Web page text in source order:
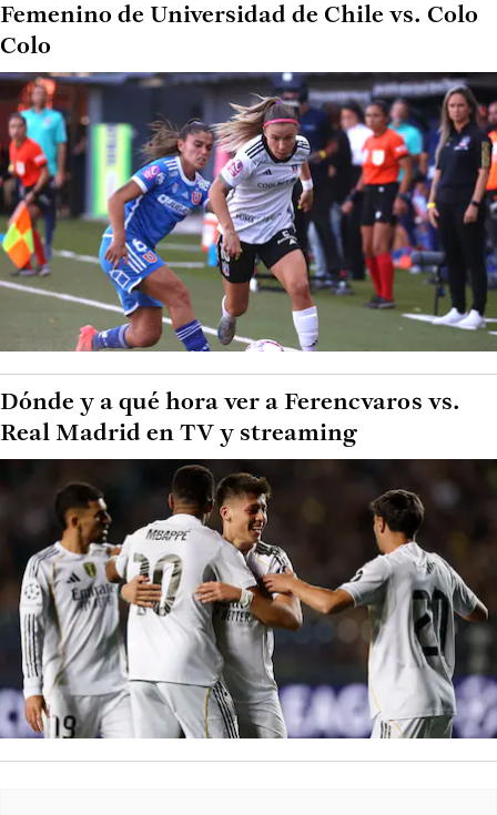
Femenino de Universidad de Chile vs. Colo
Colo
Dónde y a qué hora ver a Ferencvaros vs.
Real Madrid en TV y streaming